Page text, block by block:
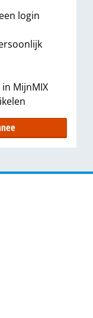
login
MijnMIX